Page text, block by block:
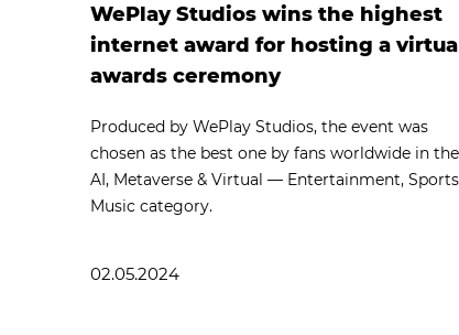
WePlay Studios wins the highest
internet award for hosting a
awards ceremony
Produced by WePlay Studios, the event was
chosen as the best one by fans worldwide in the
AI, Metaverse & Virtual — Entertainment,
Music category.
02.05.2024